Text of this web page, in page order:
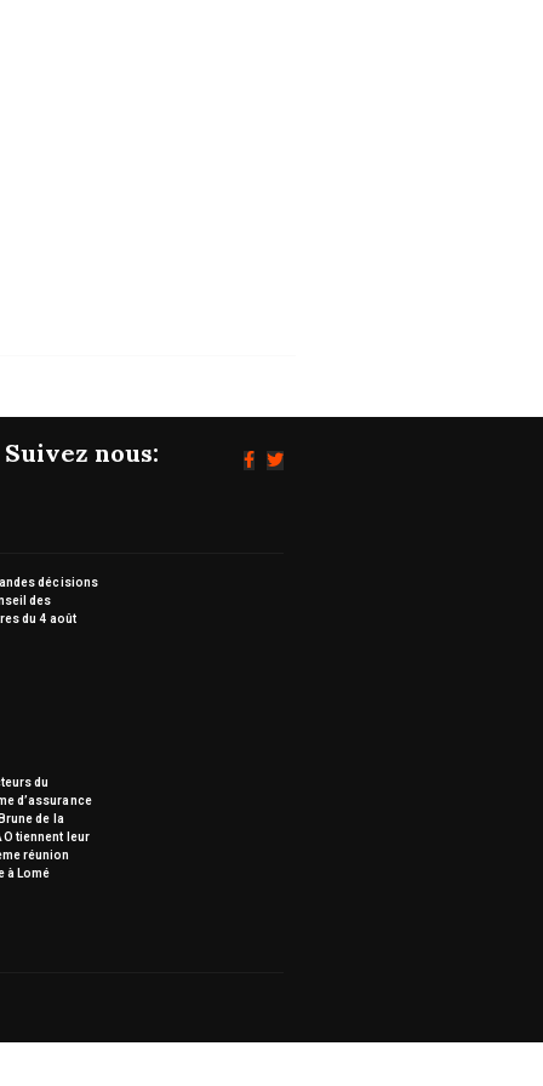
Suivez nous:
décisions
des
du 4 août
du
d’assurance
de la
tiennent leur
réunion
à Lomé